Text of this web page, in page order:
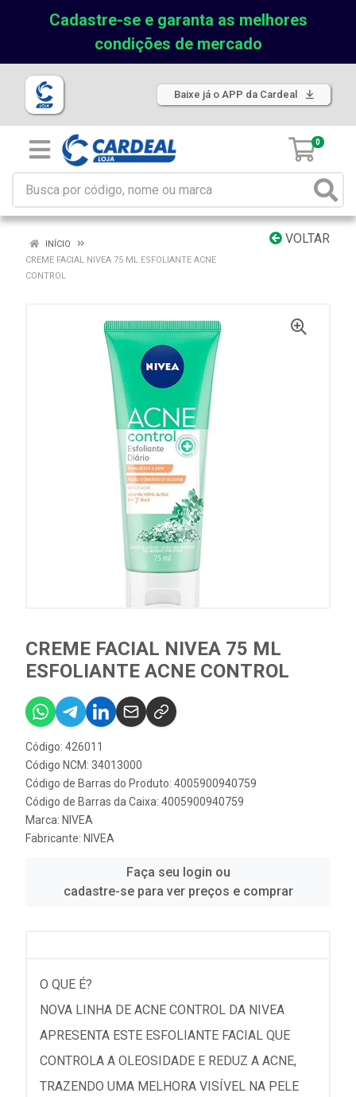
Cadastre-se e garanta as melhores
condições de mercado
Baixe já o APP da Cardeal
0
VOLTAR
INÍCIO
CREME FACIAL NIVEA 75 ML ESFOLIANTE ACNE
CONTROL
CREME FACIAL NIVEA 75 ML
ESFOLIANTE ACNE CONTROL
Código: 426011
Código NCM: 34013000
Código de Barras do Produto: 4005900940759
Código de Barras da Caixa: 4005900940759
Marca: NIVEA
Fabricante: NIVEA
Faça seu login ou
cadastre-se para ver preços e comprar
O QUE É?
NOVA LINHA DE ACNE CONTROL DA NIVEA
APRESENTA ESTE ESFOLIANTE FACIAL QUE
CONTROLA A OLEOSIDADE E REDUZ A ACNE,
TRAZENDO UMA MELHORA VISÍVEL NA PELE